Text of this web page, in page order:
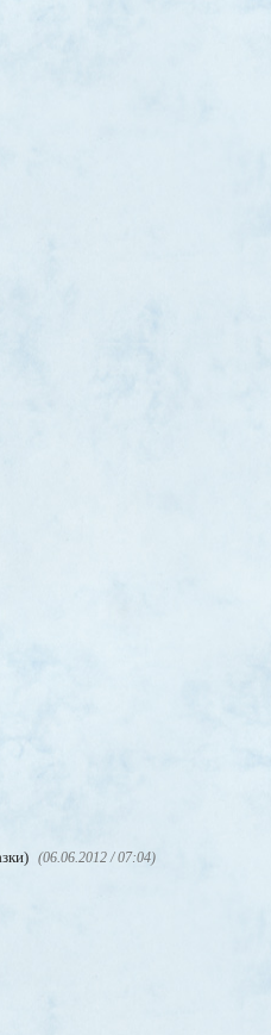
(06.06.2012 / 07:04)